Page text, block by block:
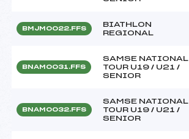
BMJM0022.FFS
BIATHLON
REGIONAL
BNAM0031.FFS
SAMSE NATIONAL
TOUR U19 / U21 /
SENIOR
BNAM0032.FFS
SAMSE NATIONAL
TOUR U19 / U21 /
SENIOR